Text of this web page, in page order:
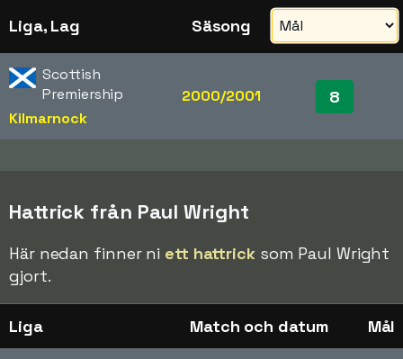
Liga, Lag Säsong
Scottish
Premiership
Kilmarnock
2000/2001 8
Hattrick från Paul Wright
Här nedan finner ni ett hattricksom Paul Wright
gjort.
Liga Match och datum Mål